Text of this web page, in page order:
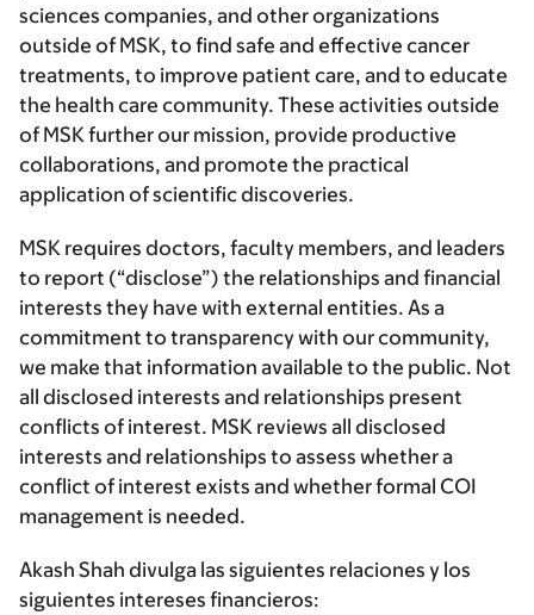
sciences companies, and other organizations
outside of MSK, to find safe and effective cancer
treatments, to improve patient care, and to educate
the health care community. These activities outside
of MSK further our mission, provide productive
collaborations, and promote the practical
application of scientific discoveries.
MSK requires doctors, faculty members, and leaders
to report (“disclose”) the relationships and financial
interests they have with external entities. As a
commitment to transparency with our community,
we make that information available to the public. Not
all disclosed interests and relationships present
conflicts of interest. MSK reviews all disclosed
interests and relationships to assess whether a
conflict of interest exists and whether formal COI
management is needed.
Akash Shah divulga las siguientes relaciones y los
siguientes intereses financieros: